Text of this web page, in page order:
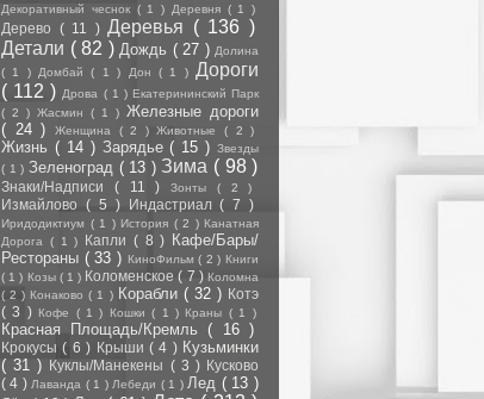
Декоративный чеснок ( 1 ) Деревня ( 1 )
Дерево ( 11 ) Деревья ( 136 )
Детали ( 82 ) Дождь ( 27 ) Долина
( 1 ) Домбай( 1 ) Дон ( 1 )Дороги
( 112 ) Дрова ( 1 ) Екатерининский Парк
( 2 ) Жасмин ( 1 ) Железные дороги
( 24 )
Женщина ( 2 )Животные( 2 )
Жизнь ( 14 ) Зарядье( 15 ) Звезды
( 1 ) Зеленоград ( 13 ) Зима ( 98 )
Знаки/Надписи ( 11 ) Зонты ( 2 )
Измайлово ( 5 ) Индастриал( 7 )
Иридодиктиум ( 1 ) История ( 2 ) Канатная
Дорога ( 1 ) Капли ( 8 )
Кафе/Бары/
Рестораны ( 33 ) КиноФильм( 2 ) Книги
( 1 ) Козы ( 1 ) Коломенское( 7 )Коломна
( 2 ) Конаково( 1 ) Корабли ( 32 ) Котэ
( 3 ) Кофе ( 1 ) Кошки( 1 ) Краны ( 1 )
Красная Площадь/Кремль( 16 )
Крокусы( 6 ) Крыши ( 4 ) Кузьминки
( 31 ) Куклы/Манекены ( 3 ) Кусково
( 4 ) Лаванда ( 1 ) Лебеди ( 1 ) Лед ( 13 )